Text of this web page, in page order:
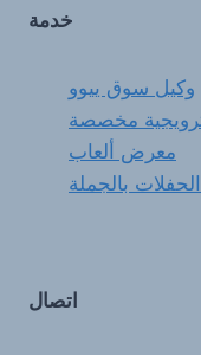
خدمة
وكيل سوق ييوو
مخصصة
معرض ألعاب
بالجملة
اتصال